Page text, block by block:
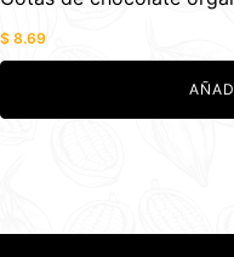
$ 8.69